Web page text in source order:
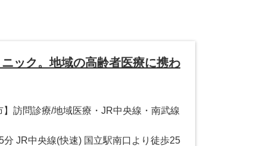
ック。地域の高齢者医療に携わ
】訪問診療/地域医療・JR中央線・南武線
JR中央線(快速) 国立駅南口より徒歩25